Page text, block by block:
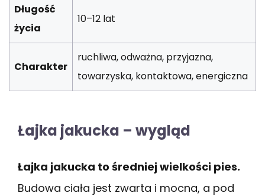
Długość
życia
10–12 lat
Charakter
ruchliwa, odważna, przyjazna,
towarzyska, kontaktowa, energiczna
Łajka jakucka – wygląd
Łajka jakucka to średniej wielkości pies.
Budowa ciała jest zwarta i mocna, a pod